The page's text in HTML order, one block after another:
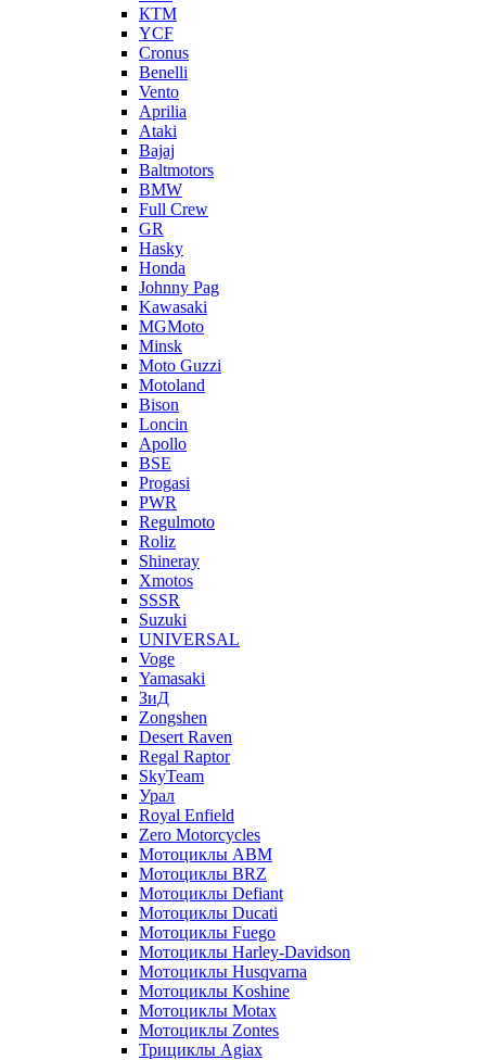
КТМ
YCF
Cronus
Benelli
Vento
Aprilia
Ataki
Bajaj
Baltmotors
BMW
Full Crew
GR
Hasky
Honda
Johnny Pag
Kawasaki
MGMoto
Minsk
Moto Guzzi
Motoland
Bison
Loncin
Apollo
BSE
Progasi
PWR
Regulmoto
Roliz
Shineray
Xmotos
SSSR
Suzuki
UNIVERSAL
Voge
Yamasaki
ЗиД
Zongshen
Desert Raven
Regal Raptor
SkyTeam
Урал
Royal Enfield
Zero Motorcycles
Мотоциклы ABM
Мотоциклы BRZ
Мотоциклы Defiant
Мотоциклы Ducati
Мотоциклы Fuego
Мотоциклы Harley-Davidson
Мотоциклы Husqvarna
Мотоциклы Koshine
Мотоциклы Motax
Мотоциклы Zontes
Трициклы Agiax